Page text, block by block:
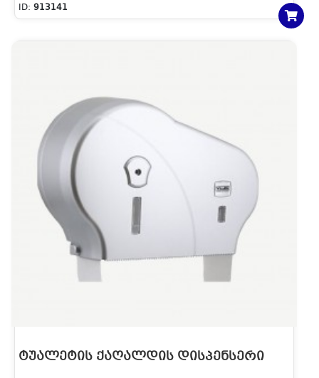
ID: 913141
ᲢᲣᲐᲚᲔᲢᲘᲡ ᲥᲐᲦᲐᲚᲓᲘᲡ ᲓᲘᲡᲞᲔᲜᲡᲔᲠᲘ